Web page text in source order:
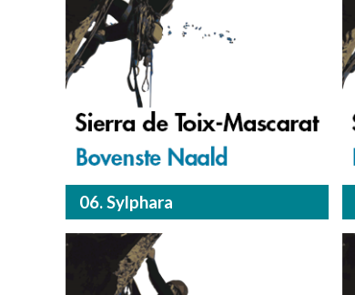
06. Sylphara